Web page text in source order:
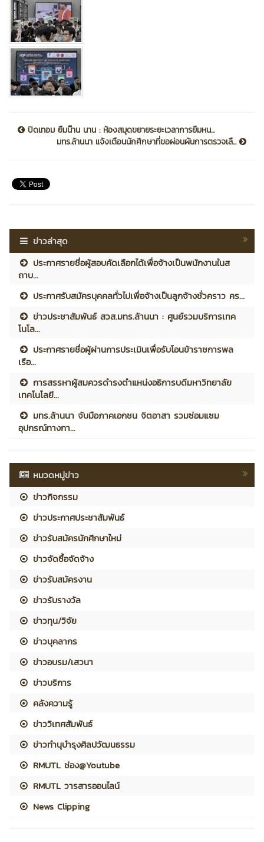
ปิดเทอม ยืมน๊าน นาน : ห้องสมุดขยายระยะเวลาการยืมหน...
มทร.ล้านนา แจ้งเตือนนักศึกษาที่ขอผ่อนผันการตรวจเลื...
ข่าวล่าสุด
ประกาศรายชื่อผู้สอบคัดเลือกได้เพื่อจ้างเป็นพนักงานในส
ถาบ...
ประกาศรับสมัครบุคคลทั่วไปเพื่อจ้างเป็นลูกจ้างชั่วคราว คร...
ข่าวประชาสัมพันธ์ สวส.มทร.ล้านนา : ศูนย์รวมบริการเทค
โนโล...
ประกาศรายชื่อผู้ผ่านการประเมินเพื่อรับโอนข้าราชการพล
เรือ...
การสรรหาผู้สมควรดำรงตำแหน่งอธิการบดีมหาวิทยาลัย
เทคโนโลยี...
มทร.ล้านนา จับมือภาคเอกชน จิตอาสา รวมซ่อมแซม
อุปกรณ์ทางกา...
หมวดหมู่ข่าว
ข่าวกิจกรรม
ข่าวประกาศประชาสัมพันธ์
ข่าวรับสมัครนักศึกษาใหม่
ข่าวจัดซื้อจัดจ้าง
ข่าวรับสมัครงาน
ข่าวรับรางวัล
ข่าวทุน/วิจัย
ข่าวบุคลากร
ข่าวอบรม/เสวนา
ข่าวบริการ
คลังความรู้
ข่าววิเทศสัมพันธ์
ข่าวทำนุบำรุงศิลปวัฒนธรรม
RMUTL ช่อง@Youtube
RMUTL วารสารออนไลน์
News Clipping